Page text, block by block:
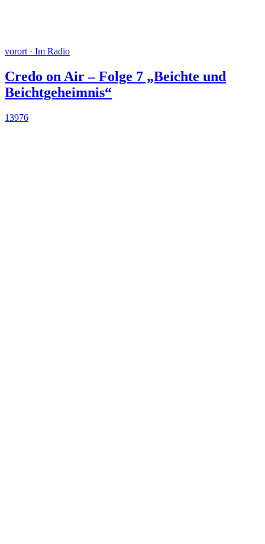
vorort · Im Radio
Credo on Air – Folge 7 „Beichte und
Beichtgeheimnis“
13976